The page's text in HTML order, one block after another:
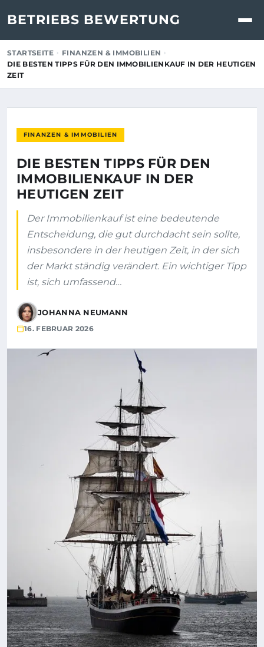
BETRIEBS BEWERTUNG
STARTSEITE
FINANZEN & IMMOBILIEN
DIE BESTEN TIPPS FÜR DEN IMMOBILIENKAUF IN DER HEUTIGEN
ZEIT
FINANZEN & IMMOBILIEN
DIE BESTEN TIPPS FÜR DEN
IMMOBILIENKAUF IN DER
HEUTIGEN ZEIT
Der Immobilienkauf ist eine bedeutende
Entscheidung, die gut durchdacht sein sollte,
insbesondere in der heutigen Zeit, in der sich
der Markt ständig verändert. Ein wichtiger Tipp
ist, sich umfassend…
JOHANNA NEUMANN
16. FEBRUAR 2026